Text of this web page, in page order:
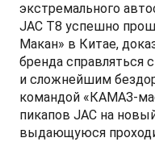
экстремального
JAC T8 успешно
Макан» в Китае,
бренда справляться
и сложнейшим
командой «КАМАЗ-
пикапов JAC на
выдающуюся